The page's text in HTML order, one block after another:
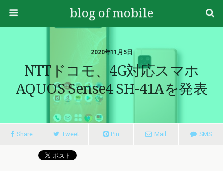
blog of mobile
2020年11月5日
NTTドコモ、4G対応スマホ
AQUOS Sense4 SH-41Aを発表
Share Tweet Pin Mail SMS